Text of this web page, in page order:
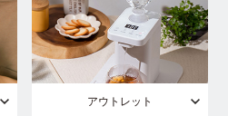
アウトレット